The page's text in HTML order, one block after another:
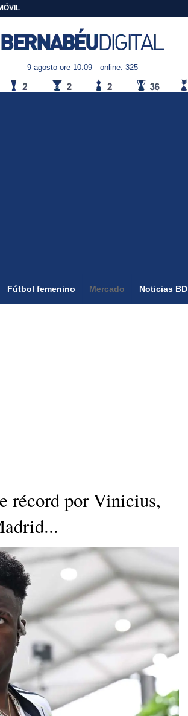
9 agosto ore 10:09 online: 325
Fútbol femenino Mercado Noticias BD
récord por Vinicius,